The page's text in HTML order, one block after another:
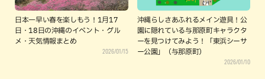
日本一早い春を楽しもう！1月17
日・18日の沖縄のイベント・グル
メ・天気情報まとめ
2026/01/15
沖縄らしさあふれるメイン遊具！公
園に隠れている与那原町キャラクタ
ーを見つけてみよう！「東浜シーサ
ー公園」（与那原町）
2026/01/10